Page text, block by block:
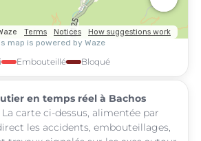
Embouteillé Bloqué
en temps réel à Bachos
carte ci-dessus, alimentée par
les accidents, embouteillages,